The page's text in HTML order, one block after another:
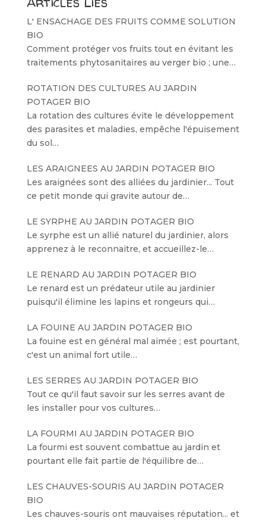
L' ENSACHAGE DES FRUITS COMME SOLUTION
BIO
Comment protéger vos fruits tout en évitant les
traitements phytosanitaires au verger bio ; une…
ROTATION DES CULTURES AU JARDIN
POTAGER BIO
La rotation des cultures évite le développement
des parasites et maladies, empêche l'épuisement
du sol…
LES ARAIGNEES AU JARDIN POTAGER BIO
Les araignées sont des alliées du jardinier... Tout
ce petit monde qui gravite autour de…
LE SYRPHE AU JARDIN POTAGER BIO
Le syrphe est un allié naturel du jardinier, alors
apprenez à le reconnaitre, et accueillez-le…
LE RENARD AU JARDIN POTAGER BIO
Le renard est un prédateur utile au jardinier
puisqu'il élimine les lapins et rongeurs qui…
LA FOUINE AU JARDIN POTAGER BIO
La fouine est en général mal aimée ; est pourtant,
c'est un animal fort utile…
LES SERRES AU JARDIN POTAGER BIO
Tout ce qu'il faut savoir sur les serres avant de
les installer pour vos cultures…
LA FOURMI AU JARDIN POTAGER BIO
La fourmi est souvent combattue au jardin et
pourtant elle fait partie de l'équilibre de…
LES CHAUVES-SOURIS AU JARDIN POTAGER
BIO
Les chauves-souris ont mauvaises réputation... et